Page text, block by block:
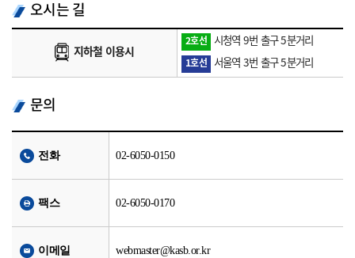
오시는 길
지하철 이용시
2호선 시청역 9번 출구 5분거리
1호선 서울역 3번 출구 5분거리
문의
전화 02-6050-0150
팩스 02-6050-0170
이메일 webmaster@kasb.or.kr